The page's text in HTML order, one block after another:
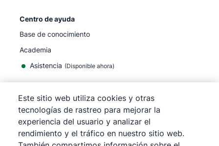
Centro de ayuda
Base de conocimiento
Academia
Asistencia (Disponible ahora)
©2026Pipedrive
Pipedrive
Términos de servicio
Este sitio web utiliza cookies y otras
tecnologías de rastreo para mejorar la
experiencia del usuario y analizar el
rendimiento y el tráfico en nuestro sitio web.